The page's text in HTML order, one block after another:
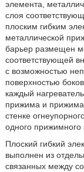
элемента,
слоя
плоским гибким
металлической
барьер размещен
соответствующей
с возможностью
поверхностью
каждый
прижима и прижима
стенке
одного прижимного
Плоский гибкий
выполнен из
связанных между